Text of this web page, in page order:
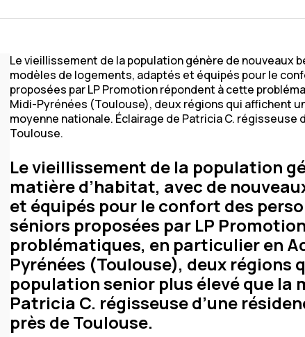
Le vieillissement de la population génère de nouveaux
modèles de logements, adaptés et équipés pour le
proposées par LP Promotion répondent à cette
Midi-Pyrénées (Toulouse), deux régions qui affichent
moyenne nationale. Éclairage de Patricia C.
Toulouse.
Le vieillissement de la population
matière d’habitat, avec de
et équipés pour le confort des
séniors proposées par LP
problématiques, en particulier en
Pyrénées (Toulouse), deux régions
population senior plus élevé que la
Patricia C. régisseuse d’une
près de Toulouse.